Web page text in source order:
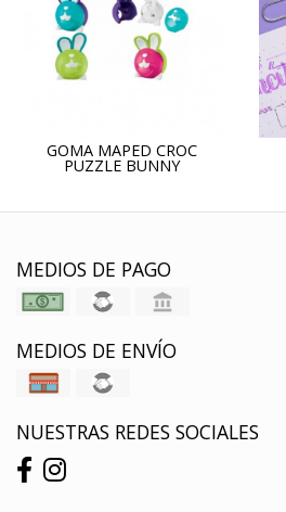
GOMA MAPED CROC
PUZZLE BUNNY
MEDIOS DE PAGO
MEDIOS DE ENVÍO
NUESTRAS REDES SOCIALES